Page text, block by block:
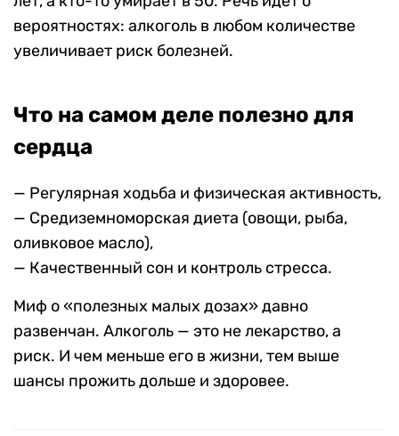
вероятностях: алкоголь в любом количестве
увеличивает риск болезней.
Что на самом деле полезно для
сердца
— Регулярная ходьба и физическая активность,
— Средиземноморская диета (овощи, рыба,
оливковое масло),
— Качественный сон и контроль стресса.
Миф о «полезных малых дозах» давно
развенчан. Алкоголь — это не лекарство, а
риск. И чем меньше его в жизни, тем выше
шансы прожить дольше и здоровее.